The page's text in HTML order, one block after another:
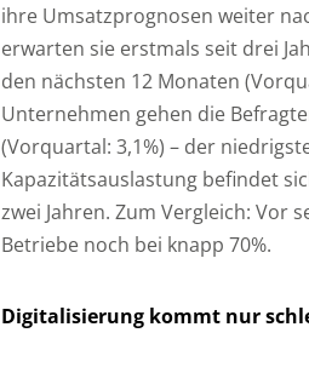
ihre Umsatzprognosen weiter
erwarten sie erstmals seit drei
den nächsten 12 Monaten
Unternehmen gehen die
(Vorquartal: 3,1%) – der
Kapazitätsauslastung befindet
zwei Jahren. Zum Vergleich: Vor
Betriebe noch bei knapp 70%.
Digitalisierung kommt nur